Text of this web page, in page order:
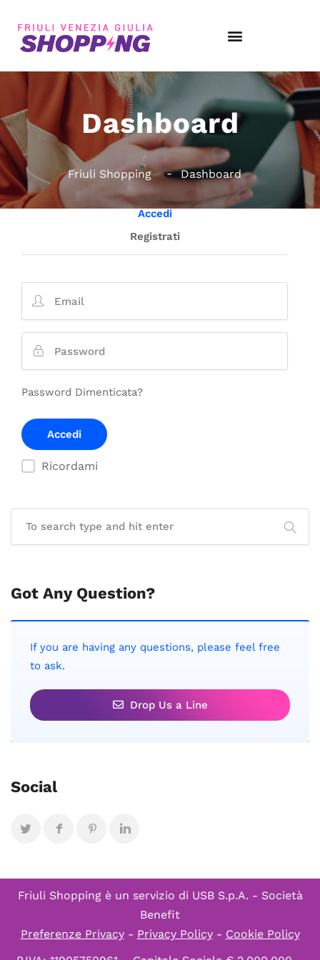
Dashboard
Friuli Shopping Dashboard
Accedi
Registrati
Password Dimenticata?
Ricordami
Got Any Question?
If you are having any questions, please feel free
to ask.
Drop Us a Line
Social
Friuli Shopping è un servizio di USB S.p.A. - Società
Benefit
Preferenze Privacy- Privacy Policy- Cookie Policy